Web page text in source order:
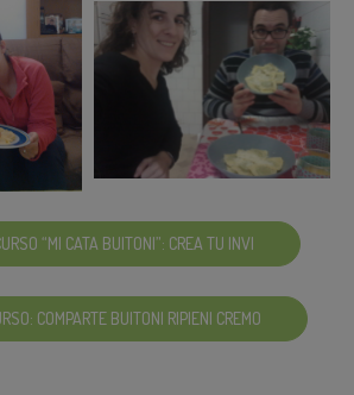
“MI CATA BUITONI”: CREA TU INVI
COMPARTE BUITONI RIPIENI CREMO